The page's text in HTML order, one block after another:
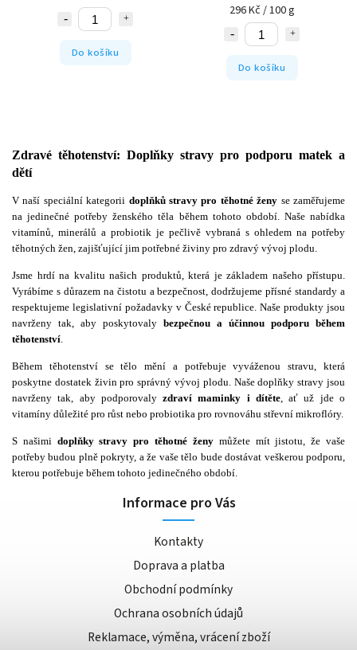
Do košíku
296 Kč / 100 g
Do košíku
Zdravé těhotenství: Doplňky stravy pro podporu matek a
dětí
V naší speciální kategorii doplňků stravy pro těhotné ženy se zaměřujeme
na jedinečné potřeby ženského těla během tohoto období. Naše nabídka
vitamínů, minerálů a probiotik je pečlivě vybraná s ohledem na potřeby
těhotných žen, zajišťující jim potřebné živiny pro zdravý vývoj plodu.
Jsme hrdí na kvalitu našich produktů, která je základem našeho přístupu.
Vyrábíme s důrazem na čistotu a bezpečnost, dodržujeme přísné standardy a
respektujeme legislativní požadavky v České republice. Naše produkty jsou
navrženy tak, aby poskytovaly bezpečnou a účinnou podporu během
těhotenství.
Během těhotenství se tělo mění a potřebuje vyváženou stravu, která
poskytne dostatek živin pro správný vývoj plodu. Naše doplňky stravy jsou
navrženy tak, aby podporovalyzdraví maminky i dítěte, ať už jde o
vitamíny důležité pro růst nebo probiotika pro rovnováhu střevní mikroflóry.
S našimi doplňky stravy pro těhotné ženymůžete mít jistotu, že vaše
potřeby budou plně pokryty, a že vaše tělo bude dostávat veškerou podporu,
kterou potřebuje během tohoto jedinečného období.
Informace pro Vás
Kontakty
Doprava a platba
Obchodní podmínky
Ochrana osobních údajů
Reklamace, výměna, vrácení zboží